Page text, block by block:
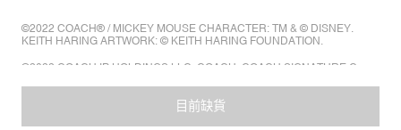
目前缺貨
©2022 COACH® / MICKEY MOUSE CHARACTER: TM & © DISNEY.
KEITH HARING ARTWORK: © KEITH HARING FOUNDATION.
©2022 COACH IP HOLDINGS LLC. COACH, COACH SIGNATURE C